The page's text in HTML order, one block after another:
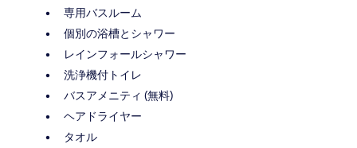
専用バスルーム
個別の浴槽とシャワー
レインフォールシャワー
洗浄機付トイレ
バスアメニティ (無料)
ヘアドライヤー
タオル